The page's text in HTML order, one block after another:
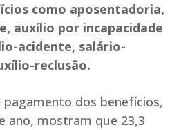
como aposentadoria,
auxílio por incapacidade
acidente, salário-
reclusão.
pagamento dos benefícios,
ano, mostram que 23,3